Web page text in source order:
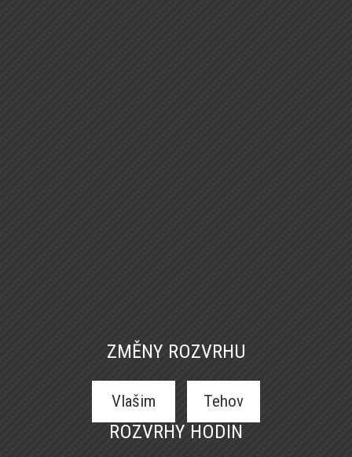
ZMĚNY ROZVRHU
Vlašim Tehov
ROZVRHY HODIN